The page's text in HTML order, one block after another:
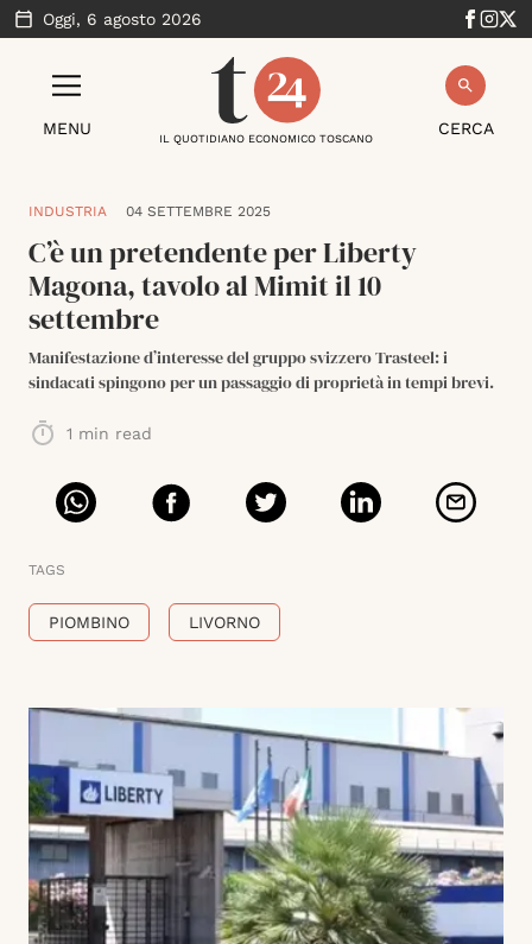
Oggi, 6 agosto 2026
MENU CERCA
IL QUOTIDIANO ECONOMICO TOSCANO
INDUSTRIA 04 SETTEMBRE 2025
C’è un pretendente per Liberty
Magona, tavolo al Mimit il 10
settembre
Manifestazione d’interesse del gruppo svizzero Trasteel: i
sindacati spingono per un passaggio di proprietà in tempi brevi.
1 min read
TAGS
PIOMBINO LIVORNO